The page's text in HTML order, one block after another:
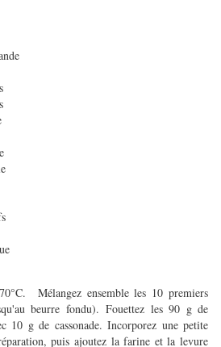
Mélangez ensemble les 10 premiers
beurre fondu).Fouettez les 90 g de
10 g de cassonade. Incorporez une petite
puis ajoutez la farine et la levure